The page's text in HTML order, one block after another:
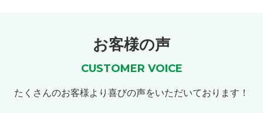
お客様の声
CUSTOMER VOICE
たくさんのお客様より喜びの声をいただいております！